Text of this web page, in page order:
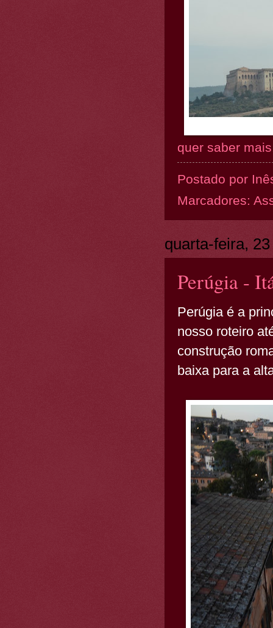
quer saber
Postado por
Marcadores:
quarta-feira,
Perúgia -
Perúgia é a
nosso roteiro
construção
baixa para a